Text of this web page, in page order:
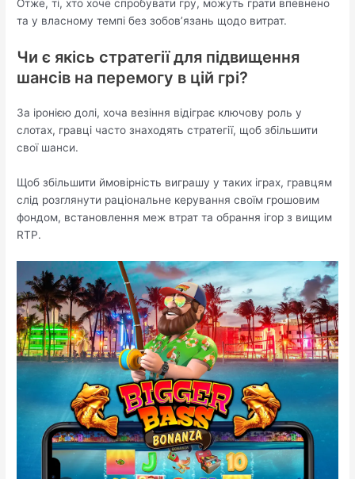
Отже, ті, хто хоче спробувати гру, можуть грати впевнено
та у власному темпі без зобов’язань щодо витрат.
Чи є якісь стратегії для підвищення
шансів на перемогу в цій грі?
За іронією долі, хоча везіння відіграє ключову роль у
слотах, гравці часто знаходять стратегії, щоб збільшити
свої шанси.
Щоб збільшити ймовірність виграшу у таких іграх, гравцям
слід розглянути раціональне керування своїм грошовим
фондом, встановлення меж втрат та обрання ігор з вищим
RTP.